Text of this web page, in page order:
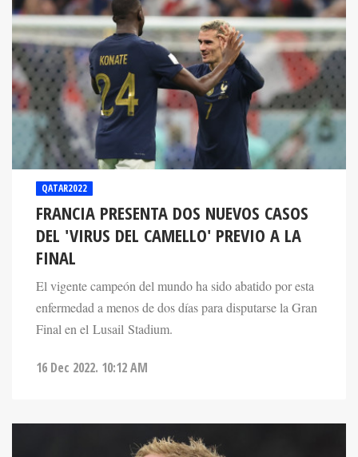
QATAR2022
FRANCIA PRESENTA DOS NUEVOS CASOS
DEL 'VIRUS DEL CAMELLO' PREVIO A LA
FINAL
El vigente campeón del mundo ha sido abatido por esta
enfermedad a menos de dos días para disputarse la Gran
Final en el Lusail Stadium.
16 Dec 2022. 10:12 AM